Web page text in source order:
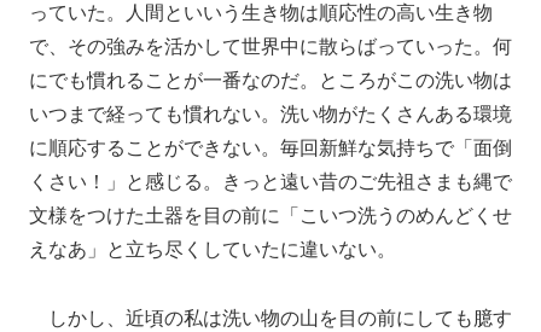
っていた。人間といいう生き物は順応性の高い生き物
で、その強みを活かして世界中に散らばっていった。何
にでも慣れることが一番なのだ。ところがこの洗い物は
いつまで経っても慣れない。洗い物がたくさんある環境
に順応することができない。毎回新鮮な気持ちで「面倒
くさい！」と感じる。きっと遠い昔のご先祖さまも縄で
文様をつけた土器を目の前に「こいつ洗うのめんどくせ
えなあ」と立ち尽くしていたに違いない。
しかし、近頃の私は洗い物の山を目の前にしても臆す